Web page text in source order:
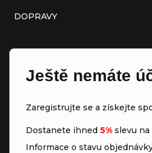
DOPRAVY
Ještě nemáte
Zaregistrujte se a získejte
Dostanete ihned 5% slevu na
Informace o stavu